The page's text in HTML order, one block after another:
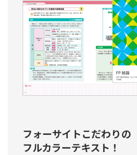
フォーサイトこだわりの
フルカラーテキスト！